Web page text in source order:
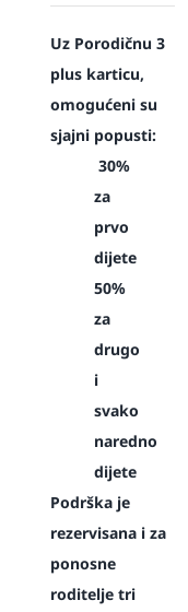
Uz Porodičnu 3
plus karticu,
omogućeni su
sjajni popusti:
30%
za
prvo
dijete
50%
za
drugo
i
svako
naredno
dijete
Podrška je
rezervisana i za
ponosne
roditelje tri